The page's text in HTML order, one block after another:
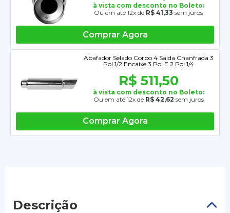
à vista com desconto no Boleto:
Ou em até 12x de R$ 41,33 sem juros
Comprar Agora
Abafador Selado Corpo 4 Saida Chanfrada 3
Pol 1/2 Encaixe 3 Pol E 2 Pol 1/4
R$ 511,50
à vista com desconto no Boleto:
Ou em até 12x de R$ 42,62 sem juros
Comprar Agora
Descrição